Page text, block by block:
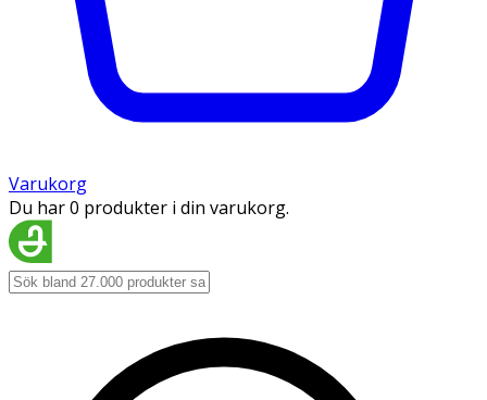
Varukorg
Du har 0 produkter i din varukorg.